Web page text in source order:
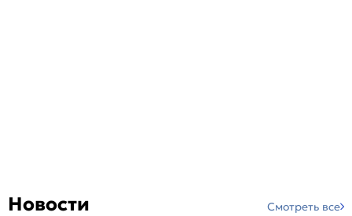
Новости Смотреть все